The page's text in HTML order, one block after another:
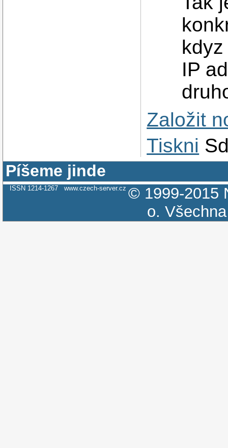
IP
Založit
Tiskni
Píšeme jinde
ISSN 1214-1267 www.czech-server.cz © 1999-2015
o.